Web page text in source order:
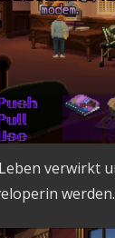
verwirkt
werden.